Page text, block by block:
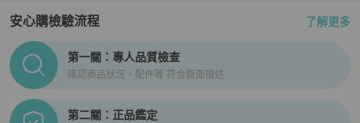
安心購檢驗流程 了解更多
PopChill拍拍圈正品驗證、安心購檢驗流程介紹
第一關：專人品質檢查
確認商品狀況、配件等 符合頁面描述
第二關：正品鑑定